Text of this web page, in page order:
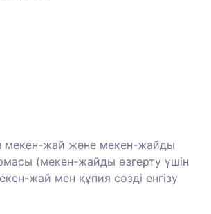
мекен-жай және мекен-жайды
(мекен-жайды өзгерту үшін
жай мен құпия сөзді енгізу